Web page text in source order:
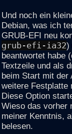
Und noch ein
Debian, was ich
GRUB-EFI neu
grub-efi-ia32)
beantwortet habe
Textzeile und als
beim Start mit der
weitere Festplatte
Diese Option
Wieso das vorher
meiner Kenntnis,
belesen.